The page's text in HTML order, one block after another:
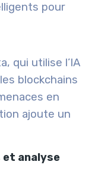
pour
qui utilise l’IA
blockchains
en
ajoute un
analyse